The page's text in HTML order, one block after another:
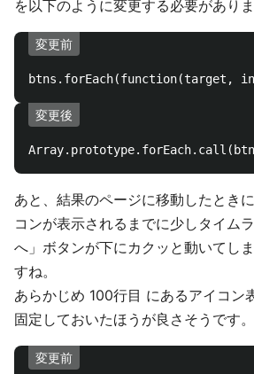
を以下のように変更する必要がありま
変更前
変更後
あと、結果のページに移動したとき
コンが表示されるまでに少しタイム
へ」ボタンが下にカクッと動いてし
すね。
あらかじめ 100行目 にあるアイコン
固定しておいたほうが良さそうです。
変更前